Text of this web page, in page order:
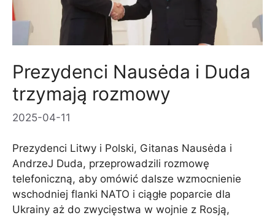
Prezydenci Nausėda i Duda
trzymają rozmowy
2025-04-11
Prezydenci Litwy i Polski, Gitanas Nausėda i
AndrzeJ Duda, przeprowadzili rozmowę
telefoniczną, aby omówić dalsze wzmocnienie
wschodniej flanki NATO i ciągłe poparcie dla
Ukrainy aż do zwycięstwa w wojnie z Rosją,